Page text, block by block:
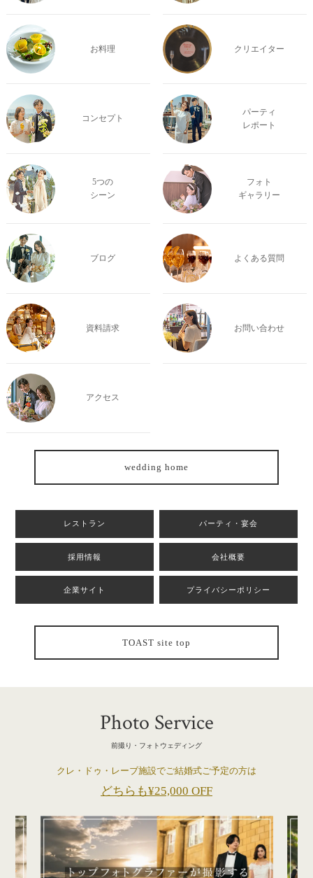
お料理 クリエイター
コンセプト
パーティ
レポート
5つの
シーン
フォト
ギャラリー
ブログ よくある質問
資料請求 お問い合わせ
アクセス
wedding home
レストラン パーティ・宴会
採用情報 会社概要
企業サイト プライバシーポリシー
TOAST site top
Photo Service
前撮り・フォトウェディング
クレ・ドゥ・レーブ施設でご結婚式ご予定の方は
どちらも¥25,000 OFF